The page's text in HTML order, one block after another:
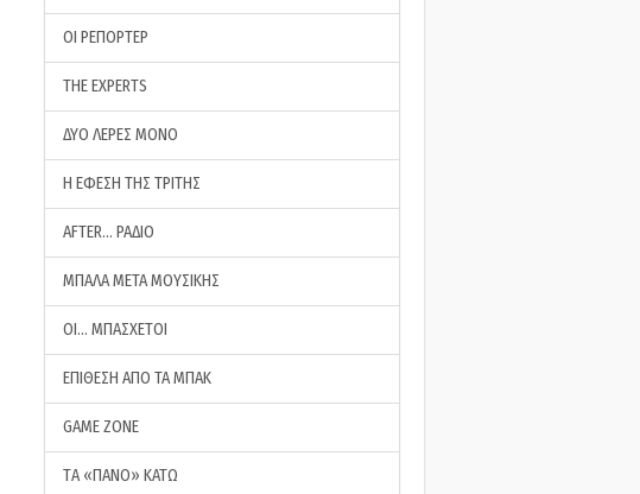
ΟΙ ΡΕΠΟΡΤΕΡ
THE EXPERTS
ΔΥΟ ΛΕΡΕΣ ΜΟΝΟ
Η ΕΦΕΣΗ ΤΗΣ ΤΡΙΤΗΣ
AFTER… ΡΑΔΙΟ
ΜΠΑΛΑ ΜΕΤΑ ΜΟΥΣΙΚΗΣ
ΟΙ… ΜΠΑΣΧΕΤΟΙ
ΕΠΙΘΕΣΗ ΑΠΟ ΤΑ ΜΠΑΚ
GAME ZONE
ΤA «ΠΑΝΟ» ΚΑΤΩ